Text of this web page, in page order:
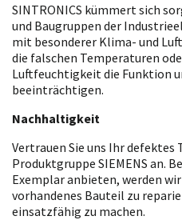
SINTRONICS kümmert sich
und Baugruppen der
mit besonderer Klima- und
die falschen Temperaturen
Luftfeuchtigkeit die Funktion
beeinträchtigen.
Nachhaltigkeit
Vertrauen Sie uns Ihr defektes
Produktgruppe SIEMENS an.
Exemplar anbieten, werden
vorhandenes Bauteil zu
einsatzfähig zu machen.